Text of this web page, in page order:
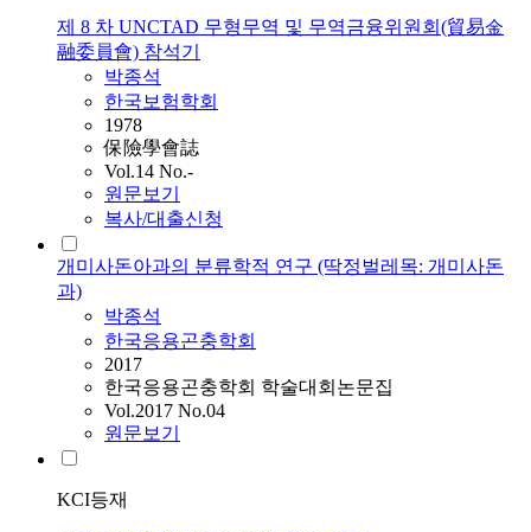
제 8 차 UNCTAD 무형무역 및 무역금융위원회(貿易金
融委員會) 참석기
박종석
한국보험학회
1978
保險學會誌
Vol.14 No.-
원문보기
복사/대출신청
개미사돈아과의 분류학적 연구 (딱정벌레목: 개미사돈
과)
박종석
한국응용곤충학회
2017
한국응용곤충학회 학술대회논문집
Vol.2017 No.04
원문보기
KCI등재